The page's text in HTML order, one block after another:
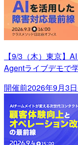
【9/3（木）東京】
Agentライブデモで
開催前2026年9月3